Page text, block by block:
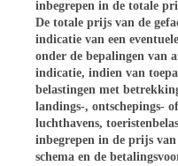
inbegrepen in de totale
De totale prijs van de
indicatie van een
onder de bepalingen van
indicatie, indien van
belastingen met
landings-, ontschepings-
luchthavens,
inbegrepen in de prijs
schema en de